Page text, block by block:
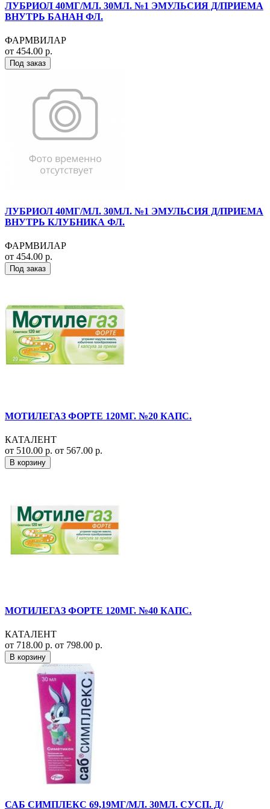
ЛУБРИОЛ 40МГ/МЛ. 30МЛ. №1 ЭМУЛЬСИЯ Д/ПРИЕМА
ВНУТРЬ БАНАН ФЛ.
ФАРМВИЛАР
от 454.00 р.
Под заказ
ЛУБРИОЛ 40МГ/МЛ. 30МЛ. №1 ЭМУЛЬСИЯ Д/ПРИЕМА
ВНУТРЬ КЛУБНИКА ФЛ.
ФАРМВИЛАР
от 454.00 р.
Под заказ
МОТИЛЕГАЗ ФОРТЕ 120МГ. №20 КАПС.
КАТАЛЕНТ
от 510.00 р. от 567.00 р.
В корзину
МОТИЛЕГАЗ ФОРТЕ 120МГ. №40 КАПС.
КАТАЛЕНТ
от 718.00 р. от 798.00 р.
В корзину
САБ СИМПЛЕКС 69,19МГ/МЛ. 30МЛ. СУСП. Д/